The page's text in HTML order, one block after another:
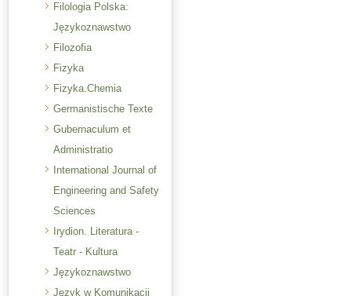
Filologia Polska:
Językoznawstwo
Filozofia
Fizyka
Fizyka.Chemia
Germanistische Texte
Gubernaculum et
Administratio
International Journal of
Engineering and Safety
Sciences
Irydion. Literatura -
Teatr - Kultura
Językoznawstwo
Język w Komunikacji